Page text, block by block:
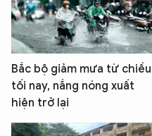
Bắc bộ giảm mưa từ chiều
tối nay, nắng nóng xuất
hiện trở lại